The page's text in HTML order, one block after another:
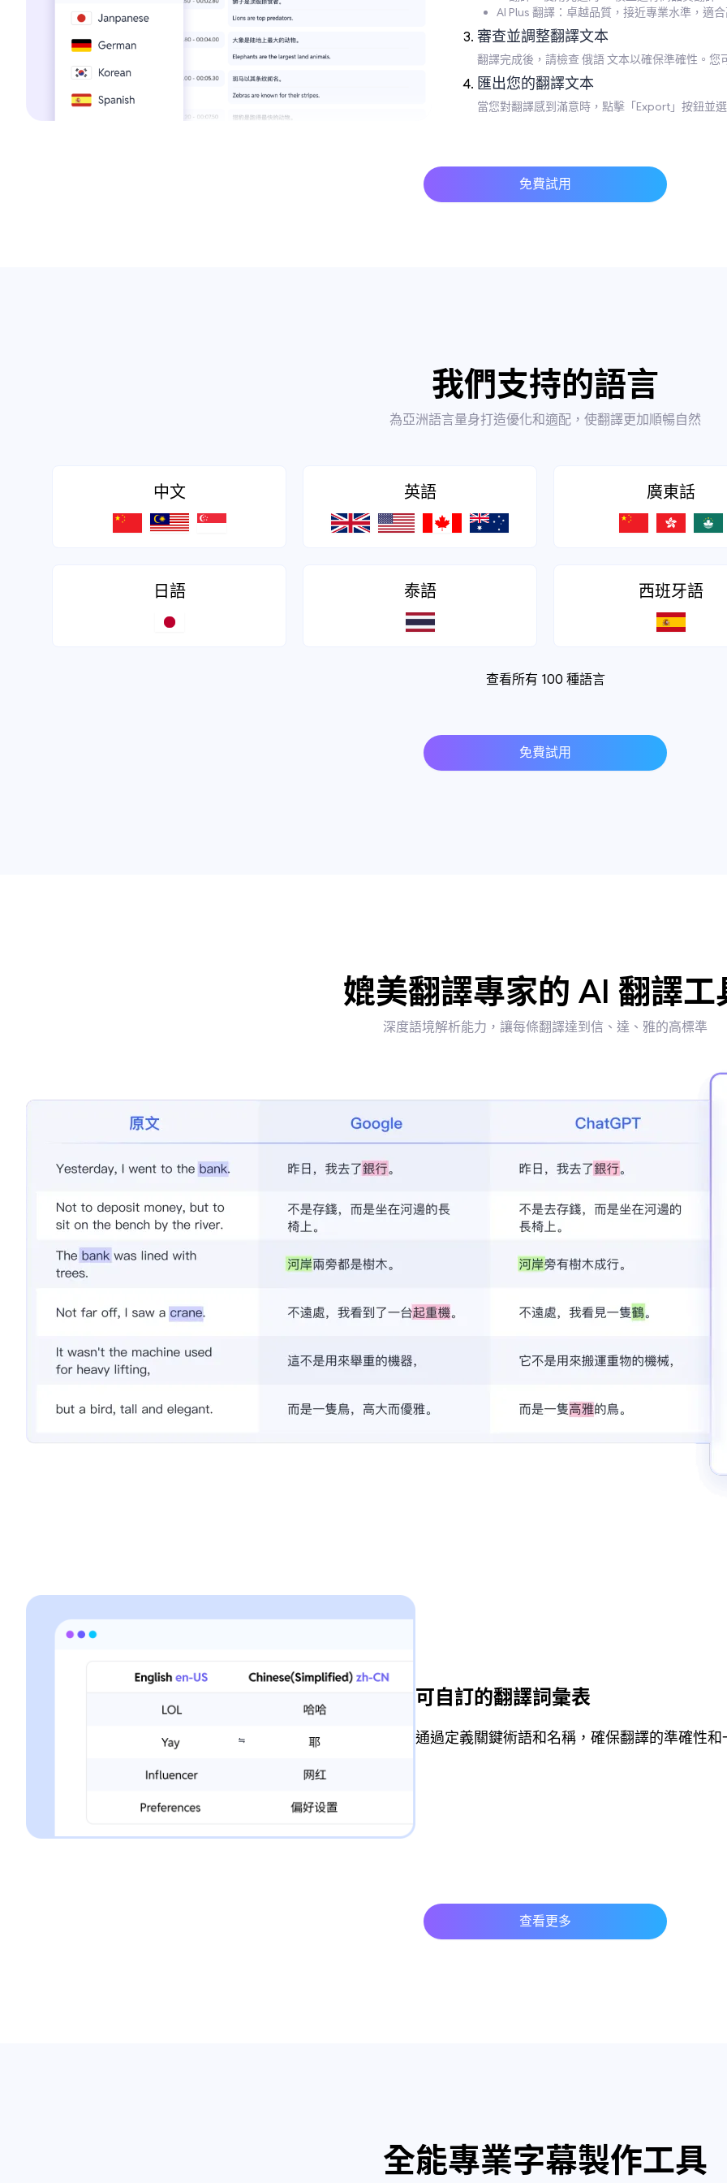
AI Plus 翻譯：卓越品質，接近專業水準，適
審查並調整翻譯文本
翻譯完成後，請檢查 俄語 文本以確保準確性。
匯出您的翻譯文本
當您對翻譯感到滿意時，點擊「Export」按鈕並
免費試用
我們支持的語言
為亞洲語言量身打造優化和適配，使翻譯更加順暢自然
中文 英語 廣東話
日語 泰語 西班牙語
查看所有 100 種語言
免費試用
媲美翻譯專家的 AI 翻譯工
深度語境解析能力，讓每條翻譯達到信、達、雅的高標準
可自訂的翻譯詞彙表
通過定義關鍵術語和名稱，確保翻譯的準確性和
查看更多
全能專業字幕製作工具